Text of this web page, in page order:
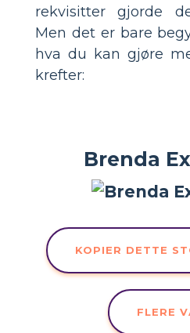
rekvisitter gjorde
Men det er bare
hva du kan gjøre
krefter:
Brenda
KOPIER DETTE
FLERE